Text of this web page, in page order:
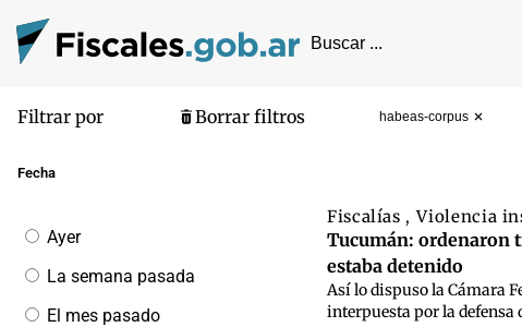
Filtrar por Borrar filtros habeas-corpus
Fecha
Filtrar
por
fecha
Ayer
La semana pasada
El mes pasado
Fiscalías , Violencia
Tucumán: ordenaron
estaba detenido
Así lo dispuso la Cámara
interpuesta por la defensa